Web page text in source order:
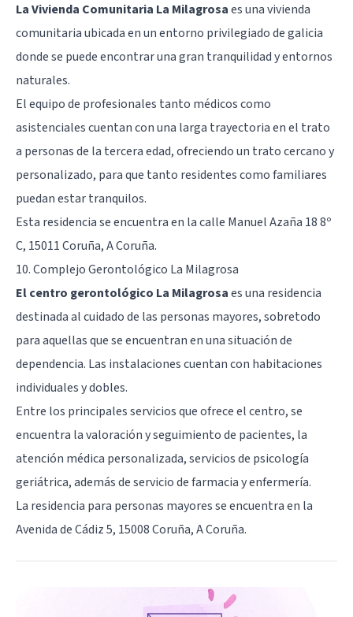
La Vivienda Comunitaria La Milagrosaes una vivienda
comunitaria ubicada en un entorno privilegiado de galicia
donde se puede encontrar una gran tranquilidad y entornos
naturales.
El equipo de profesionales tanto médicos como
asistenciales cuentan con una larga trayectoria en el trato
a personas de la tercera edad, ofreciendo un trato cercano y
personalizado, para que tanto residentes como familiares
puedan estar tranquilos.
Esta residencia se encuentra en la calle Manuel Azaña 18 8º
C, 15011 Coruña, A Coruña.
10. Complejo Gerontológico La Milagrosa
El centro gerontológico La Milagrosaes una residencia
destinada al cuidado de las personas mayores, sobretodo
para aquellas que se encuentran en una situación de
dependencia. Las instalaciones cuentan con habitaciones
individuales y dobles.
Entre los principales servicios que ofrece el centro, se
encuentra la valoración y seguimiento de pacientes, la
atención médica personalizada, servicios de psicología
geriátrica, además de servicio de farmacia y enfermería.
La residencia para personas mayores se encuentra en la
Avenida de Cádiz 5, 15008 Coruña, A Coruña.